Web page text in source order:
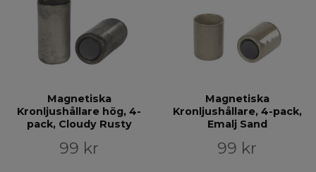
Magnetiska
Kronljushållare hög, 4-
pack, Cloudy Rusty
99 kr
Magnetiska
Kronljushållare, 4-pack,
Emalj Sand
99 kr